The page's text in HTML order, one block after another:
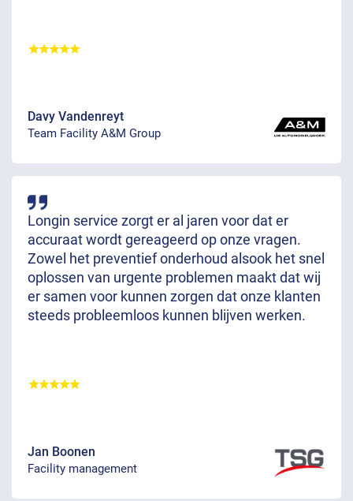
Davy Vandenreyt
Team Facility A&M Group
Longin service zorgt er al jaren voor dat er
accuraat wordt gereageerd op onze vragen.
Zowel het preventief onderhoud alsook het snel
oplossen van urgente problemen maakt dat wij
er samen voor kunnen zorgen dat onze klanten
steeds probleemloos kunnen blijven werken.
Jan Boonen
Facility management